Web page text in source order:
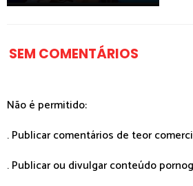
SEM COMENTÁRIOS
Não é permitido:
. Publicar comentários de teor
. Publicar ou divulgar conteúdo